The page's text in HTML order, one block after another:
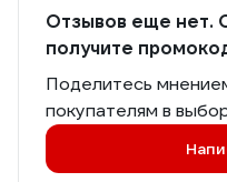
Отзывов еще нет.
получите
Поделитесь
покупателям в